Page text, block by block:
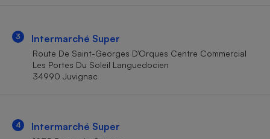
3 Intermarché Super
Route De Saint-Georges D’Orques Centre Commercial
Les Portes Du Soleil Languedocien
34990 Juvignac
4 Intermarché Super